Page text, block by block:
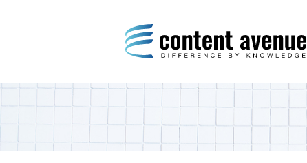
Difference by Knowledge